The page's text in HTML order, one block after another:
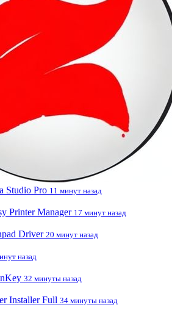
Studio Pro 11 минут назад
Printer Manager 17 минут назад
Driver 20 минут назад
назад
32 минуты назад
Installer Full 34 минуты назад